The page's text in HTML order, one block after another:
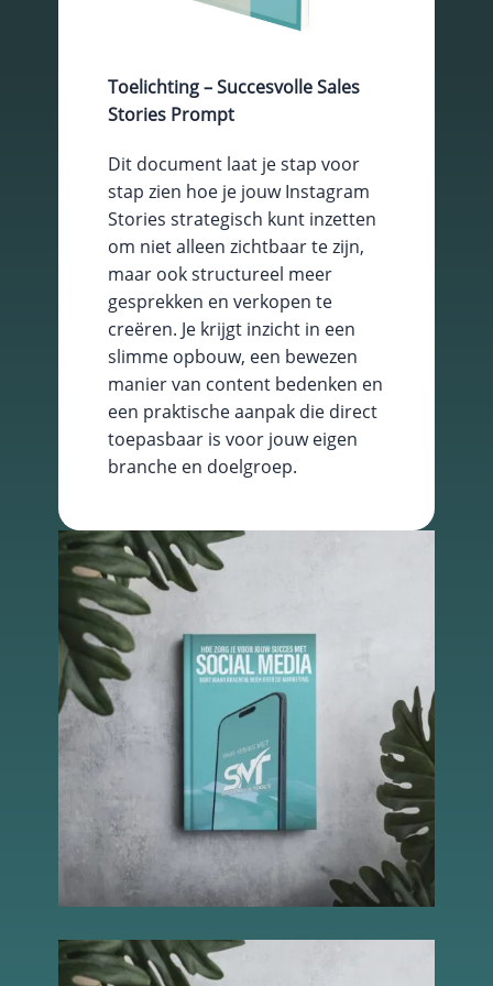
Toelichting – Succesvolle Sales
Stories Prompt
Dit document laat je stap voor
stap zien hoe je jouw Instagram
Stories strategisch kunt inzetten
om niet alleen zichtbaar te zijn,
maar ook structureel meer
gesprekken en verkopen te
creëren. Je krijgt inzicht in een
slimme opbouw, een bewezen
manier van content bedenken en
een praktische aanpak die direct
toepasbaar is voor jouw eigen
branche en doelgroep.
Essentiële Cookies
Deze cookies maken
kernfunctionaliteiten
mogelijk, zoals
beveiliging,
identiteitscontrole
en netwerkbeheer.
Deze cookies
kunnen niet worden
uitgeschakeld.
Schakel
marketingcookies
Deze cookies
worden gebruikt
om de effectiviteit
van advertenties bij
te houden om een
relevantere dienst
te bieden en betere
advertenties weer
te geven die
Deze cookies
verzamelen